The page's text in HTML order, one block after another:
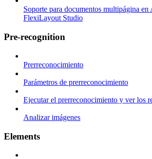
Soporte para documentos multipágina
FlexiLayout Studio
Pre-recognition
Prerreconocimiento
Parámetros de prerreconocimiento
Ejecutar el prerreconocimiento y ver los
Analizar imágenes
Elements